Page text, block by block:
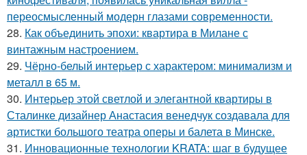
переосмысленный модерн глазами современности.
28. Как объединить эпохи: квартира в Милане с
винтажным настроением.
29. Чёрно-белый интерьер с характером: минимализм и
металл в 65 м.
30. Интерьер этой светлой и элегантной квартиры в
Сталинке дизайнер Анастасия венедчук создавала для
артистки большого театра оперы и балета в Минске.
31. Инновационные технологии KRATA: шаг в будущее